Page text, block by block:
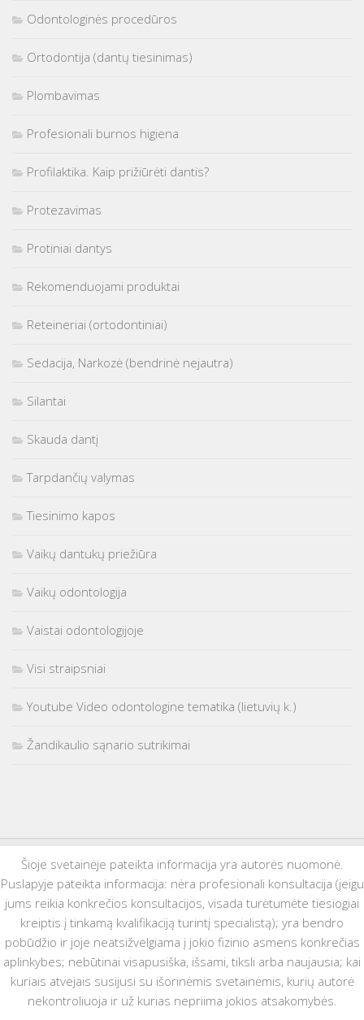
Odontologinės procedūros
Ortodontija (dantų tiesinimas)
Plombavimas
Profesionali burnos higiena
Profilaktika. Kaip prižiūrėti dantis?
Protezavimas
Protiniai dantys
Rekomenduojami produktai
Reteineriai (ortodontiniai)
Sedacija, Narkozė (bendrinė nejautra)
Silantai
Skauda dantį
Tarpdančių valymas
Tiesinimo kapos
Vaikų dantukų priežiūra
Vaikų odontologija
Vaistai odontologijoje
Visi straipsniai
Youtube Video odontologine tematika (lietuvių k.)
Žandikaulio sąnario sutrikimai
Šioje svetainėje pateikta informacija yra autorės nuomonė.
Puslapyje pateikta informacija: nėra profesionali konsultacija (jeigu
jums reikia konkrečios konsultacijos, visada turėtumėte tiesiogiai
kreiptis į tinkamą kvalifikaciją turintį specialistą); yra bendro
pobūdžio ir joje neatsižvelgiama į jokio fizinio asmens konkrečias
aplinkybes; nebūtinai visapusiška, išsami, tiksli arba naujausia; kai
kuriais atvejais susijusi su išorinėmis svetainėmis, kurių autorė
nekontroliuoja ir už kurias nepriima jokios atsakomybės.